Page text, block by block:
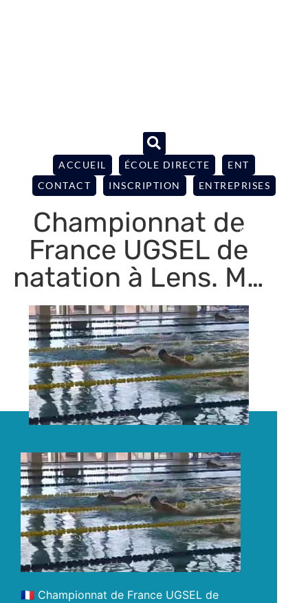
ACCUEIL ÉCOLE DIRECTE
ENT
CONTACT
INSCRIPTION ENTREPRISES
Championnat de
France UGSEL de
natation à Lens. M…
🇫🇷 Championnat de France UGSEL de